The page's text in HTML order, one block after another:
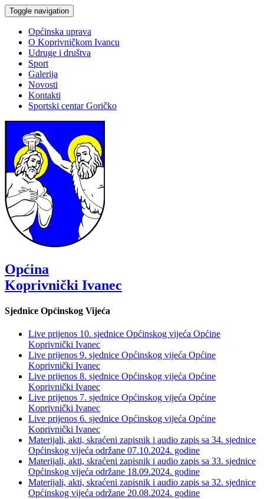
Toggle navigation
Općinska uprava
O Koprivničkom Ivancu
Udruge i društva
Sport
Galerija
Novosti
Kontakti
Sportski centar Goričko
Općina
Koprivnički Ivanec
Sjednice Općinskog Vijeća
Live prijenos 10. sjednice Općinskog vijeća Općine
Koprivnički Ivanec
Live prijenos 9. sjednice Općinskog vijeća Općine
Koprivnički Ivanec
Live prijenos 8. sjednice Općinskog vijeća Općine
Koprivnički Ivanec
Live prijenos 7. sjednice Općinskog vijeća Općine
Koprivnički Ivanec
Live prijenos 6. sjednice Općinskog vijeća Općine
Koprivnički Ivanec
Materijali, akti, skraćeni zapisnik i audio zapis sa 34. sjednice
Općinskog vijeća održane 07.10.2024. godine
Materijali, akti, skraćeni zapisnik i audio zapis sa 33. sjednice
Općinskog vijeća održane 18.09.2024. godine
Materijali, akti, skraćeni zapisnik i audio zapis sa 32. sjednice
Općinskog vijeća održane 20.08.2024. godine